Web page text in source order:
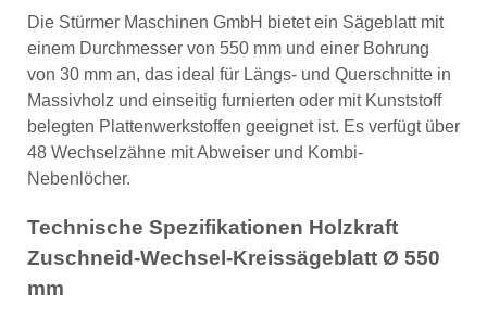
Die Stürmer Maschinen GmbH bietet ein Sägeblatt mit
einem Durchmesser von 550 mm und einer Bohrung
von 30 mm an, das ideal für Längs- und Querschnitte in
Massivholz und einseitig furnierten oder mit Kunststoff
belegten Plattenwerkstoffen geeignet ist. Es verfügt über
48 Wechselzähne mit Abweiser und Kombi-
Nebenlöcher.
Technische Spezifikationen Holzkraft
Zuschneid-Wechsel-Kreissägeblatt Ø 550
mm